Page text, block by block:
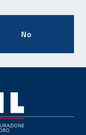
No